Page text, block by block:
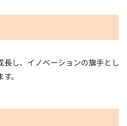
長し、イノベーションの旗手とし
。